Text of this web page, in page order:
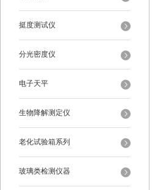
挺度测试仪
分光密度仪
电子天平
生物降解测定仪
老化试验箱系列
玻璃类检测仪器